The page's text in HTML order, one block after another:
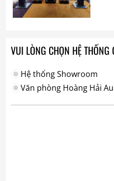
VUI LÒNG CHỌN HỆ THỐNG
Hệ thống Showroom
Văn phòng Hoàng Hải